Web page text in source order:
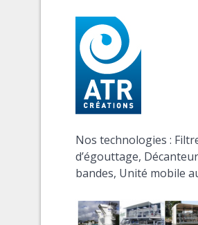
Nos technologies :
d’égouttage,
bandes, Unité mobile